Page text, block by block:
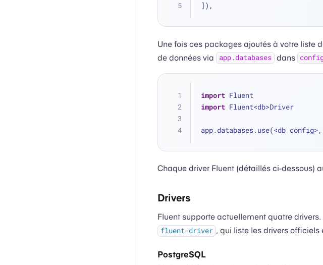
]),
Une fois ces packages ajoutés à votre liste
de données via
app.databases dans
import Fluent
import Fluent<db>Driver
app.databases.use(<db config>,
Chaque driver Fluent (détaillés ci-dessous)
Drivers
Fluent supporte actuellement quatre
fluent-driver , qui liste les drivers officiels
PostgreSQL